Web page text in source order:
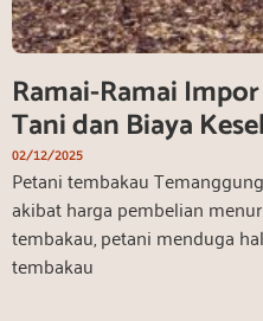
Ramai-Ramai
Tani dan Biaya
02/12/2025
Petani tembakau
akibat harga pembelian
tembakau, petani menduga
tembakau